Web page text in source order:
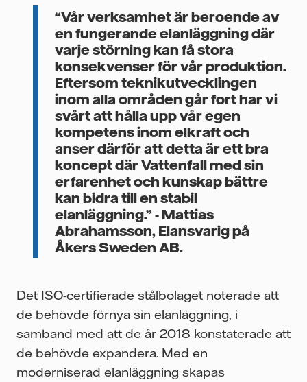
“Vår verksamhet är beroende av
en fungerande elanläggning där
varje störning kan få stora
konsekvenser för vår produktion.
Eftersom teknikutvecklingen
inom alla områden går fort har vi
svårt att hålla upp vår egen
kompetens inom elkraft och
anser därför att detta är ett bra
koncept där Vattenfall med sin
erfarenhet och kunskap bättre
kan bidra till en stabil
elanläggning.” - Mattias
Abrahamsson, Elansvarig på
Åkers Sweden AB.
Det ISO-certifierade stålbolaget noterade att
de behövde förnya sin elanläggning, i
samband med att de år 2018 konstaterade att
de behövde expandera. Med en
moderniserad elanläggning skapas